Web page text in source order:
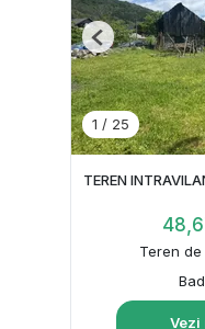
1 / 25
Previous
TEREN
Teren
Vezi